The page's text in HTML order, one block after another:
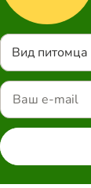
Вид питомца